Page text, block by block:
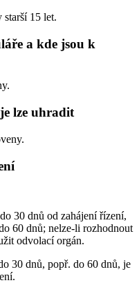
starší 15 let.
a kde jsou k
lze uhradit
30 dnů od zahájení řízení,
60 dnů; nelze-li rozhodnout
odvolací orgán.
30 dnů, popř. do 60 dnů, je